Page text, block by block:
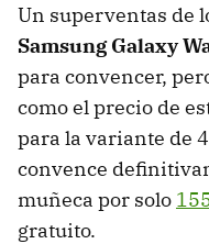
Un superventas de
Samsung Galaxy
para convencer,
como el precio de
para la variante de
convence
muñeca por solo
gratuito.